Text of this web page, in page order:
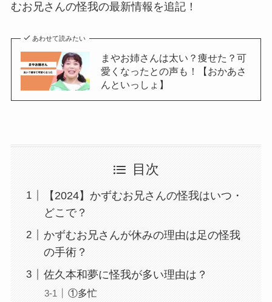
むお兄さんの怪我の最新情報を追記！
あわせて読みたい
まやお姉さんは太い？痩せた？可
愛くなったとの声も！【おかあさ
んといっしょ】
目次
【2024】かずむお兄さんの怪我はいつ・
どこで？
かずむお兄さんが休みの理由は足の怪我
の手術？
佐久本和夢に怪我が多い理由は？
①多忙